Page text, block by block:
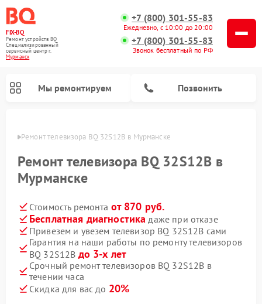
FIX-BQ
Ремонт устройств BQ
Специализированный
cервисный центр г.
Мурманск
+7 (800) 301-55-83
Ежедневно, с 10:00 до 20:00
+7 (800) 301-55-83
Звонок бесплатный по РФ
Мы ремонтируем Позвонить
Ремонт телевизора BQ 32S12B в Мурманске
Ремонт телевизора BQ 32S12B в
Мурманске
Стоимость ремонта от 870 руб.
Бесплатная диагностика даже при отказе
Привезем и увезем телевизор BQ 32S12B сами
Гарантия на наши работы по ремонту телевизоров
BQ 32S12B до 3-х лет
Срочный ремонт телевизоров BQ 32S12B в
течении часа
Скидка для вас до 20%